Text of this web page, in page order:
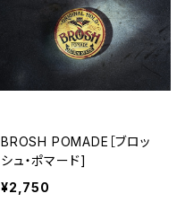
BROSH POMADE［ブロッ
シュ・ポマード]
¥2,750